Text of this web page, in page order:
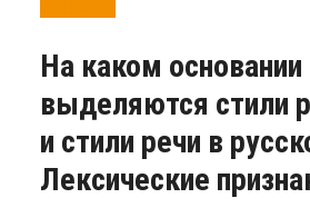
На каком основании
выделяются стили
и стили речи в
Лексические